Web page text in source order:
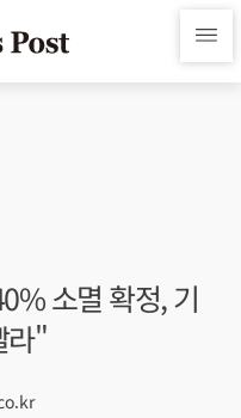
소멸 확정, 기
라"